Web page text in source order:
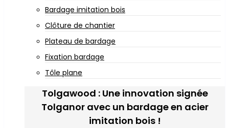
Bardage imitation bois
Clôture de chantier
Plateau de bardage
Fixation bardage
Tôle plane
Tolgawood : Une innovation signée
Tolganor avec un bardage en acier
imitation bois !